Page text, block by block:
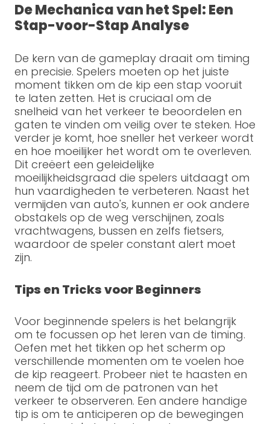
De Mechanica van het Spel: Een
Stap-voor-Stap Analyse
De kern van de gameplay draait om timing
en precisie. Spelers moeten op het juiste
moment tikken om de kip een stap vooruit
te laten zetten. Het is cruciaal om de
snelheid van het verkeer te beoordelen en
gaten te vinden om veilig over te steken. Hoe
verder je komt, hoe sneller het verkeer wordt
en hoe moeilijker het wordt om te overleven.
Dit creëert een geleidelijke
moeilijkheidsgraad die spelers uitdaagt om
hun vaardigheden te verbeteren. Naast het
vermijden van auto's, kunnen er ook andere
obstakels op de weg verschijnen, zoals
vrachtwagens, bussen en zelfs fietsers,
waardoor de speler constant alert moet
zijn.
Tips en Tricks voor Beginners
Voor beginnende spelers is het belangrijk
om te focussen op het leren van de timing.
Oefen met het tikken op het scherm op
verschillende momenten om te voelen hoe
de kip reageert. Probeer niet te haasten en
neem de tijd om de patronen van het
verkeer te observeren. Een andere handige
tip is om te anticiperen op de bewegingen